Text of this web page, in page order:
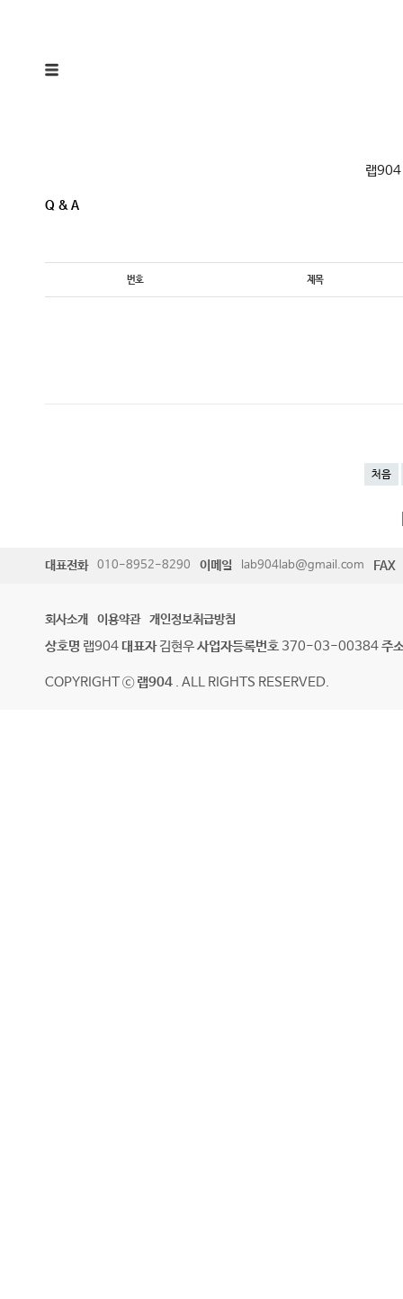
랩904
Q & A
번호 제목
처음
대표전화 010-8952-8290 이메일 lab904lab@gmail.com FAX
회사소개 이용약관 개인정보취급방침
상호명 랩904 대표자김현우사업자등록번호 370-03-00384주
COPYRIGHT ⓒ랩904 . ALL RIGHTS RESERVED.